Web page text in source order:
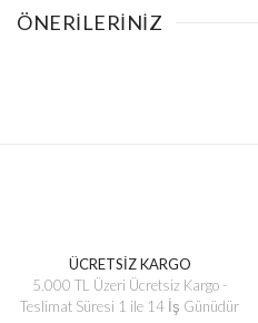
ÖNERILERINIZ
ÜCRETSİZ KARGO
5.000 TL Üzeri Ücretsiz Kargo -
Teslimat Süresi 1 ile 14 İş Günüdür